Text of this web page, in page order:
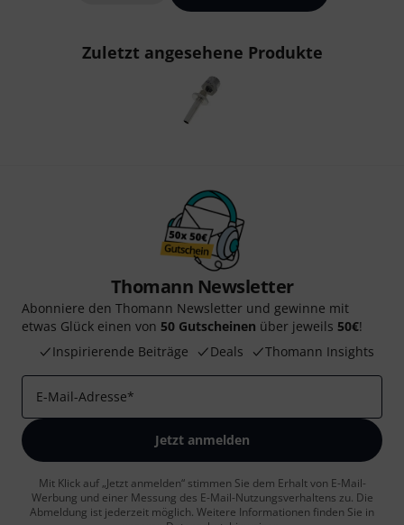
Zuletzt angesehene Produkte
Thomann Newsletter
Abonniere den Thomann Newsletter und gewinne mit
etwas Glück einen von 50 Gutscheinen über jeweils 50€!
Inspirierende Beiträge
Deals Thomann Insights
E-Mail-Adresse*
Jetzt anmelden
Mit Klick auf „Jetzt anmelden“ stimmen Sie dem Erhalt von E-Mail-
Werbung und einer Messung des E-Mail-Nutzungsverhaltens zu. Die
Abmeldung ist jederzeit möglich. Weitere Informationen finden Sie in